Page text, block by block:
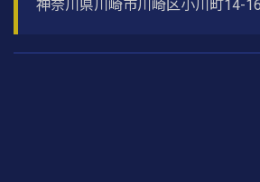
神奈川県川崎市川崎区小川町14-